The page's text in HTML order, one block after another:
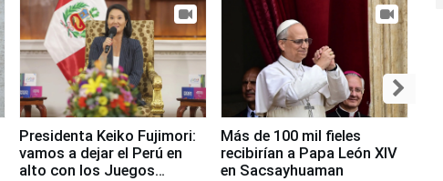
Presidenta Keiko Fujimori:
vamos a dejar el Perú en
alto con los Juegos
Más de 100 mil fieles
recibirían a Papa León XIV
en Sacsayhuaman